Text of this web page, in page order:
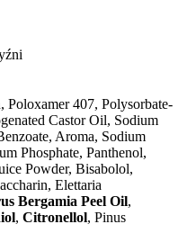
407, Polysorbate-
Castor Oil, Sodium
Aroma, Sodium
Phosphate, Panthenol,
Powder, Bisabolol,
Elettaria
Bergamia Peel Oil,
, Citronellol, Pinus